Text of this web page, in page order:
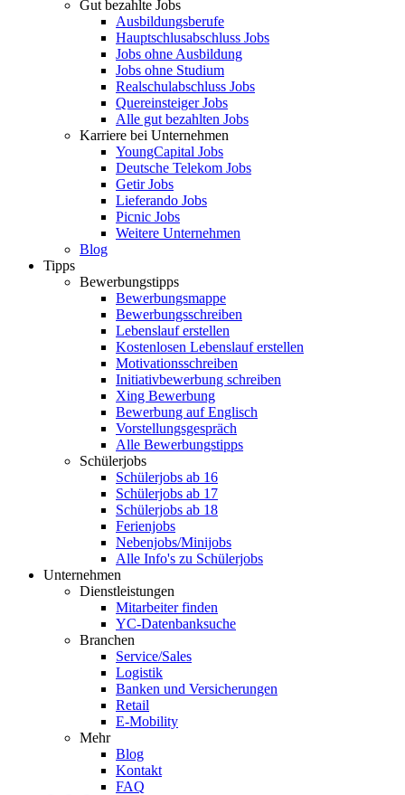
Gut bezahlte Jobs
Ausbildungsberufe
Hauptschlusabschluss Jobs
Jobs ohne Ausbildung
Jobs ohne Studium
Realschulabschluss Jobs
Quereinsteiger Jobs
Alle gut bezahlten Jobs
Karriere bei Unternehmen
YoungCapital Jobs
Deutsche Telekom Jobs
Getir Jobs
Lieferando Jobs
Picnic Jobs
Weitere Unternehmen
Blog
Tipps
Bewerbungstipps
Bewerbungsmappe
Bewerbungsschreiben
Lebenslauf erstellen
Kostenlosen Lebenslauf erstellen
Motivationsschreiben
Initiativbewerbung schreiben
Xing Bewerbung
Bewerbung auf Englisch
Vorstellungsgespräch
Alle Bewerbungstipps
Schülerjobs
Schülerjobs ab 16
Schülerjobs ab 17
Schülerjobs ab 18
Ferienjobs
Nebenjobs/Minijobs
Alle Info's zu Schülerjobs
Unternehmen
Dienstleistungen
Mitarbeiter finden
YC-Datenbanksuche
Branchen
Service/Sales
Logistik
Banken und Versicherungen
Retail
E-Mobility
Mehr
Blog
Kontakt
FAQ